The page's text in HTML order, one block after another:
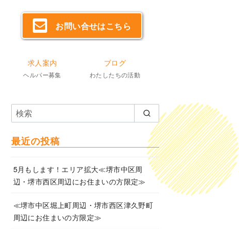
お問い合せはこちら
求人案内
ヘルパー募集
ブログ
わたしたちの活動
最近の投稿
5月もします！エリア拡大≪堺市中区周
辺・堺市西区周辺にお住まいの方限定≫
≪堺市中区堀上町周辺・堺市西区津久野町
周辺にお住まいの方限定≫